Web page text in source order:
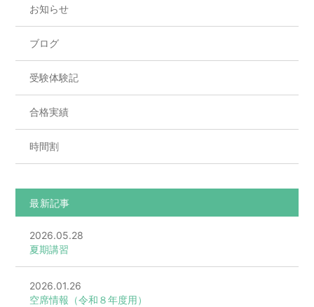
k
お知らせ
ブログ
受験体験記
合格実績
時間割
最新記事
2026.05.28
夏期講習
2026.01.26
空席情報（令和８年度用）